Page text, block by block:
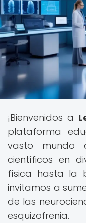
¡Bienvenidos a
plataforma
vasto mundo
científicos en
física hasta la
invitamos a
de las